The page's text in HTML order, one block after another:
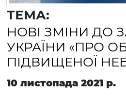
ТЕМА:
НОВІ ЗМІНИ ДО
УКРАЇНИ «ПРО
ПІДВИЩЕНОЇ
10 листопада 2021 р.